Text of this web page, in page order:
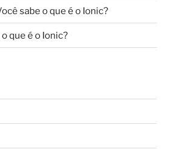
sabe o que é o Ionic?
que é o Ionic?